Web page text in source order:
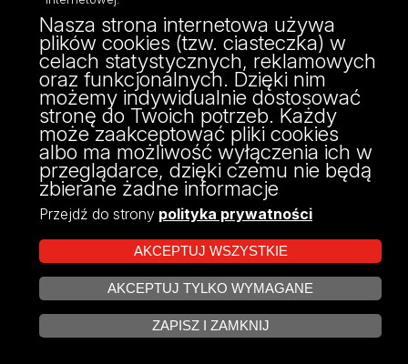
ul. Narutowicza 68, 90-136 Łódź
NIP: 724 000 32 43
Adres do doręczeń elektronicznych (ADE):
AE:PL-74796-17640-IHHIV-17
KONTAKT
Projekt Multiportalu UŁ współfinansowany z funduszy Unii Europejskiej w
ramach konkursu NCBR
Nasza strona internetowa używa
plików cookies (tzw. ciasteczka) w
celach statystycznych, reklamowych
oraz funkcjonalnych. Dzięki nim
możemy indywidualnie dostosować
stronę do Twoich potrzeb. Każdy
może zaakceptować pliki cookies
albo ma możliwość wyłączenia ich w
przeglądarce, dzięki czemu nie będą
zbierane żadne informacje
Przejdź do strony polityka prywatności
AKCEPTUJ WSZYSTKIE
AKCEPTUJ TYLKO WYMAGANE
ZAPISZ I ZAMKNIJ
ZARZĄDZAJ COOKIES